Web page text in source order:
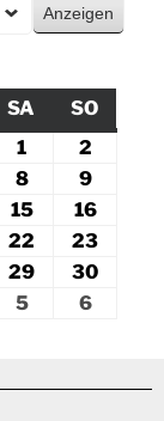
SA
SO
1
2
8
9
15
16
22
23
29
30
5 6